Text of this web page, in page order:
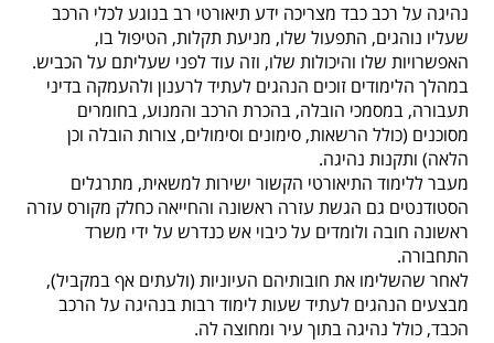
נהיגה על רכב כבד מצריכה ידע תיאורטי רב בנוגע לכלי הרכב
שעליו נוהגים, התפעול שלו, מניעת תקלות, הטיפול בו,
האפשרויות שלו והיכולות שלו, וזה עוד לפני שעליתם על הכביש.
במהלך הלימודים זוכים הנהגים לעתיד לרענון ולהעמקה בדיני
תעבורה, במסמכי הובלה, בהכרת הרכב והמנוע, בחומרים
מסוכנים (כולל הרשאות, סימונים וסימולים, צורות הובלה וכן
הלאה) ותקנות נהיגה.
מעבר ללימוד התיאורטי הקשור ישירות למשאית, מתרגלים
הסטודנטים גם הגשת עזרה ראשונה והחייאה כחלק מקורס עזרה
ראשונה חובה ולומדים על כיבוי אש כנדרש על ידי משרד
התחבורה.
לאחר שהשלימו את חובותיהם העיוניות (ולעתים אף במקביל),
מבצעים הנהגים לעתיד שעות לימוד רבות בנהיגה על הרכב
הכבד, כולל נהיגה בתוך עיר ומחוצה לה.